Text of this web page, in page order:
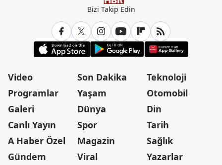
Bizi Takip Edin
Video
Programlar
Galeri
Canlı Yayın
A Haber Özel
Gündem
Son Dakika
Yaşam
Dünya
Spor
Magazin
Viral
Teknoloji
Otomobil
Din
Tarih
Sağlık
Yazarlar